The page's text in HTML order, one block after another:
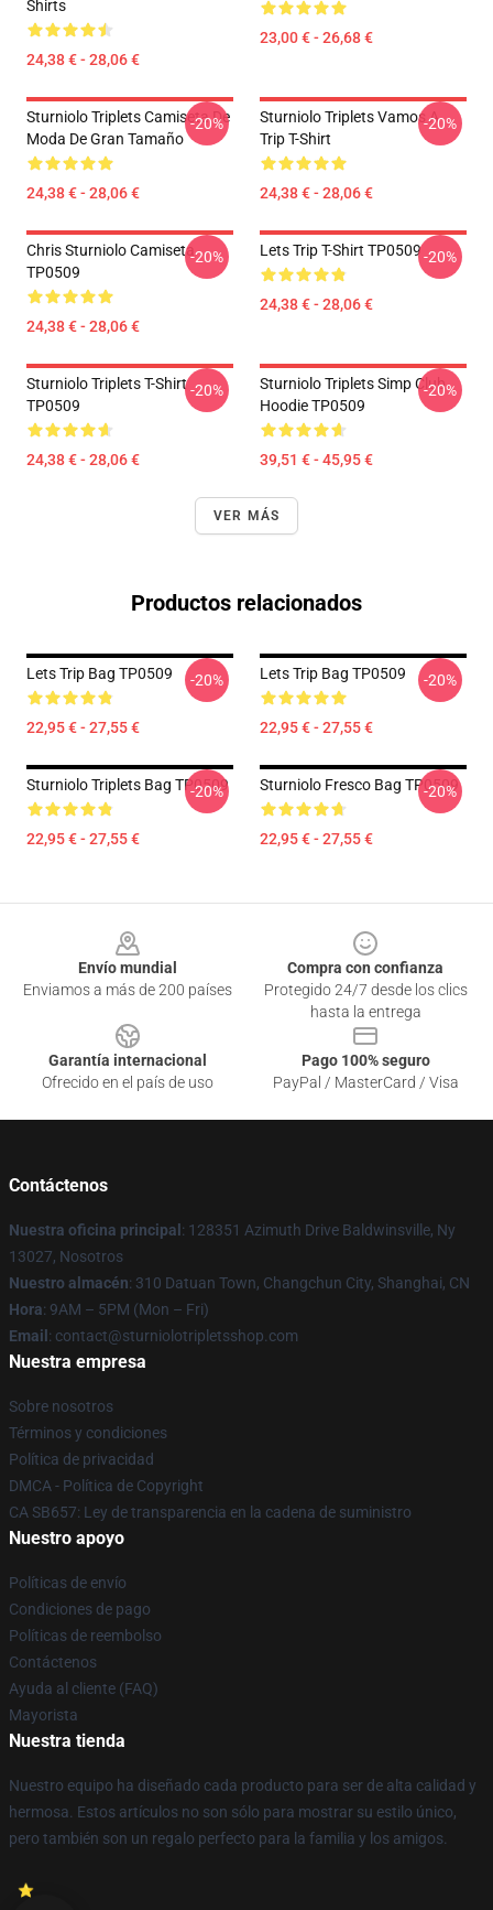
Shirts
24,38 € - 28,06 €
23,00 € - 26,68 €
Sturniolo Triplets Camiseta De
Moda De Gran Tamaño
24,38 € - 28,06 €
-20%
Sturniolo Triplets Vamos A
Trip T-Shirt
24,38 € - 28,06 €
-20%
Chris Sturniolo Camiseta
TP0509
24,38 € - 28,06 €
-20% Lets Trip T-Shirt TP0509
24,38 € - 28,06 €
-20%
Sturniolo Triplets T-Shirt
TP0509
24,38 € - 28,06 €
-20%
Sturniolo Triplets Simp Club
Hoodie TP0509
39,51 € - 45,95 €
-20%
VER MÁS
Productos relacionados
Lets Trip Bag TP0509
22,95 € - 27,55 €
-20% Lets Trip Bag TP0509
22,95 € - 27,55 €
-20%
Sturniolo Triplets Bag TP0509
22,95 € - 27,55 €
-20% Sturniolo Fresco Bag TP0509
22,95 € - 27,55 €
-20%
Envío mundial
Enviamos a más de 200 países
Compra con confianza
Protegido 24/7 desde los clics
hasta la entrega
Garantía internacional
Ofrecido en el país de uso
Pago 100% seguro
PayPal / MasterCard / Visa
Contáctenos
Nuestra oficina principal : 128351 Azimuth Drive Baldwinsville, Ny
13027, Nosotros
Nuestro almacén: 310 Datuan Town, Changchun City, Shanghai, CN
Hora: 9AM – 5PM (Mon – Fri)
Email : contact@sturniolotripletsshop.com
Nuestra empresa
Sobre nosotros
Términos y condiciones
Política de privacidad
DMCA - Política de Copyright
CA SB657: Ley de transparencia en la cadena de suministro
Nuestro apoyo
Políticas de envío
Condiciones de pago
Políticas de reembolso
Contáctenos
Ayuda al cliente (FAQ)
Mayorista
Nuestra tienda
Nuestro equipo ha diseñado cada producto para ser de alta calidad y
hermosa. Estos artículos no son sólo para mostrar su estilo único,
pero también son un regalo perfecto para la familia y los amigos.